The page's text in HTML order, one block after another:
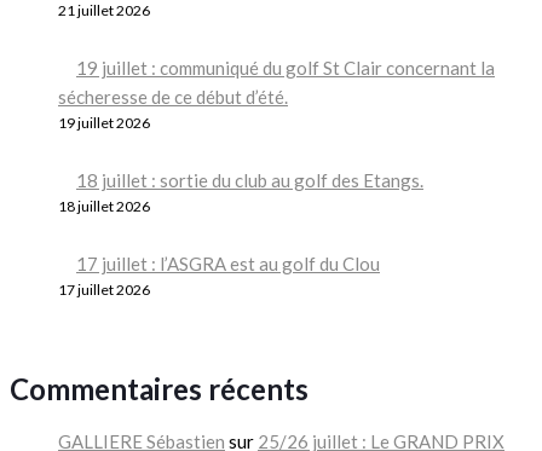
21 juillet 2026
19 juillet : communiqué du golf St Clair concernant la
sécheresse de ce début d’été.
19 juillet 2026
18 juillet : sortie du club au golf des Etangs.
18 juillet 2026
17 juillet : l’ASGRA est au golf du Clou
17 juillet 2026
Commentaires récents
GALLIERE Sébastien sur 25/26 juillet : Le GRAND PRIX